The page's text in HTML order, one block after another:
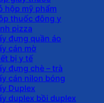
hộp mỹ phẩm
thuốc đông y
pizza
đựng quần áo
cán mờ
bị y tế
đựng chè – trà
cán nilon bóng
Duplex
duplex bồi duplex